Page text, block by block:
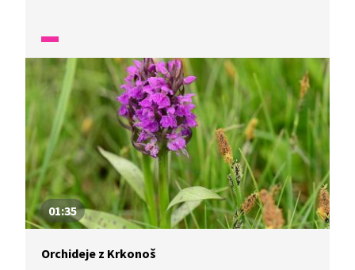
01:35
Orchideje z Krkonoš